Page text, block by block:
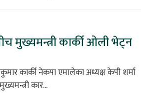
मुख्यमन्त्री कार्की ओली भेट्न
कार्की नेकपा एमालेका अध्यक्ष केपी शर्मा
कार...